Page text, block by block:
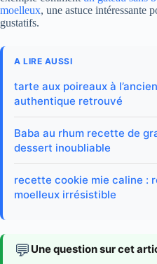
moelleux, une astuce intéressante
gustatifs.
A LIRE AUSSI
tarte aux poireaux à
authentique retrouvé
Baba au rhum recette de
dessert inoubliable
recette cookie mie caline :
moelleux irrésistible
💬 Une question sur cet